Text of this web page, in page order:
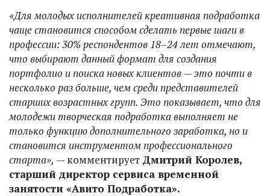
«Для молодых исполнителей креативная подработка
чаще становится способом сделать первые шаги в
профессии: 30% респондентов 18–24 лет отмечают,
что выбирают данный формат для создания
портфолио и поиска новых клиентов — это почти в
несколько раз больше, чем среди представителей
старших возрастных групп. Это показывает, что для
молодежи творческая подработка выполняет не
только функцию дополнительного заработка, но и
становится инструментом профессионального
старта», — комментирует Дмитрий Королев,
старший директор сервиса временной
занятости «Авито Подработка».